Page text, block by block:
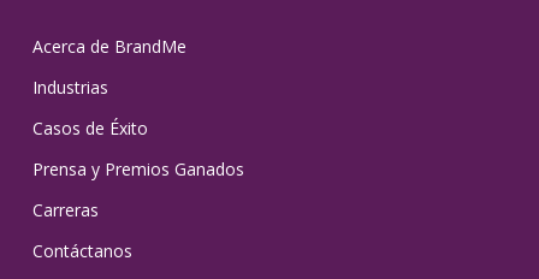
Acerca de BrandMe
Industrias
Casos de Éxito
Prensa y Premios Ganados
Carreras
Contáctanos